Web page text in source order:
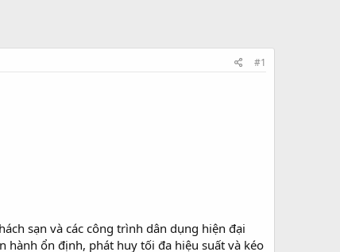
#1
sạn và các công trình dân dụng hiện đại
hành ổn định, phát huy tối đa hiệu suất và kéo